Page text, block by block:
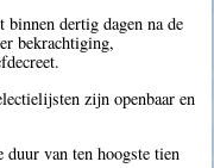
dertig dagen na de
bekrachtiging,
zijn openbaar en
van ten hoogste tien